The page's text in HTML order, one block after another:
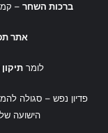
ברכות השחר –
אתר
לומר
פדיון נפש – סגולה
הישועה